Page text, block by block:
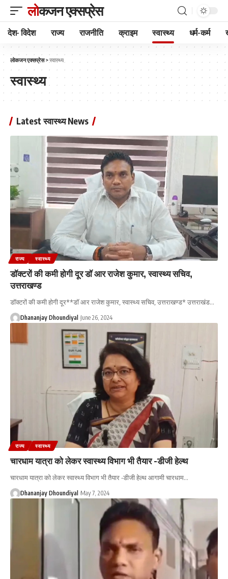
लोकजन एक्सप्रेस
देश- विदेश राज्य राजनीति क्राइम स्वास्थ्य धर्म-कर्म
लोकजन एक्सप्रेस>स्वास्थ्य
स्वास्थ्य
Latest स्वास्थ्य News
राज्य स्वास्थ्य
डॉक्टरों की कमी होगी दूर डॉ आर राजेश कुमार, स्वास्थ्य सचिव,
उत्तराखण्ड
डॉक्टरों की कमी होगी दूर**डॉ आर राजेश कुमार, स्वास्थ्य सचिव, उत्तराखण्ड* उत्तराखंड…
Dhananjay Dhoundiyal June 26, 2024
राज्य स्वास्थ्य
चारधाम यात्रा को लेकर स्वास्थ्य विभाग भी तैयार -डीजी हेल्थ
चारधाम यात्रा को लेकर स्वास्थ्य विभाग भी तैयार -डीजी हेल्थ आगामी चारधाम…
Dhananjay Dhoundiyal May 7, 2024